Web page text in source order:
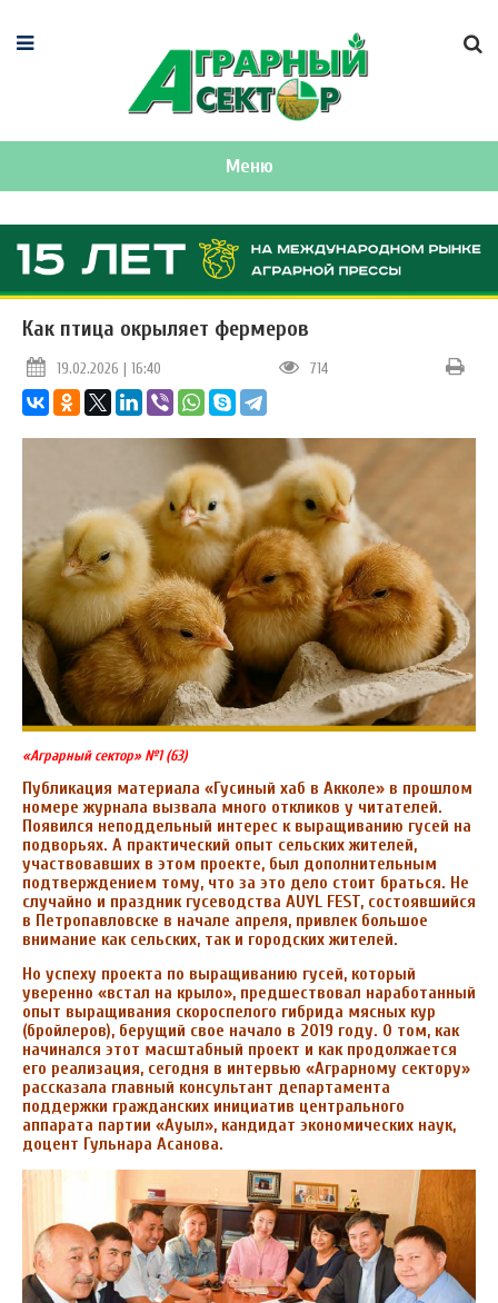
Меню
Как птица окрыляет фермеров
19.02.2026 | 16:40 714
«Аграрный сектор» №1 (63)
Публикация материала «Гусиный хаб в Акколе» в прошлом
номере журнала вызвала много откликов у читателей.
Появился неподдельный интерес к выращиванию гусей на
подворьях. А практический опыт сельских жителей,
участвовавших в этом проекте, был дополнительным
подтверждением тому, что за это дело стоит браться. Не
случайно и праздник гусеводства AUYL FEST, состоявшийся
в Петропавловске в начале апреля, привлек большое
внимание как сельских, так и городских жителей.
Но успеху проекта по выращиванию гусей, который
уверенно «встал на крыло», предшествовал наработанный
опыт выращивания скороспелого гибрида мясных кур
(бройлеров), берущий свое начало в 2019 году. О том, как
начинался этот масштабный проект и как продолжается
его реализация, сегодня в интервью «Аграрному сектору»
рассказала главный консультант департамента
поддержки гражданских инициатив центрального
аппарата партии «Ауыл», кандидат экономических наук,
доцент Гульнара Асанова.